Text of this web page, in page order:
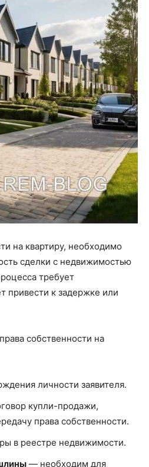
на квартиру, необходимо
сделки с недвижимостью
требует
привести к задержке или
собственности на
личности заявителя.
купли-продажи,
права собственности.
в реестре недвижимости.
— необходим для